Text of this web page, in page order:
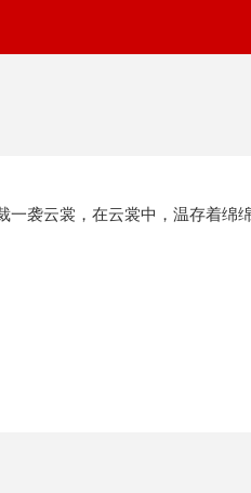
袭云裳，在云裳中，温存着绵绵